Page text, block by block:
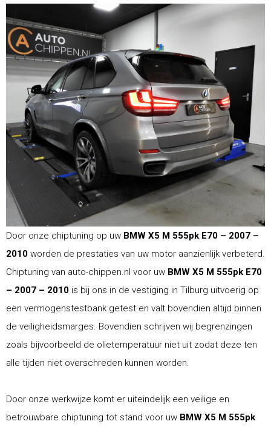
Door onze chiptuning op uw BMW X5 M 555pk E70 – 2007 –
2010 worden de prestaties van uw motor aanzienlijk verbeterd.
Chiptuning van auto-chippen.nl voor uw BMW X5 M 555pk E70
– 2007 – 2010 is bij ons in de vestiging in Tilburg uitvoerig op
een vermogenstestbank getest en valt bovendien altijd binnen
de veiligheidsmarges. Bovendien schrijven wij begrenzingen
zoals bijvoorbeeld de olietemperatuur niet uit zodat deze ten
alle tijden niet overschreden kunnen worden.
Door onze werkwijze komt er uiteindelijk een veilige en
betrouwbare chiptuning tot stand voor uw BMW X5 M 555pk